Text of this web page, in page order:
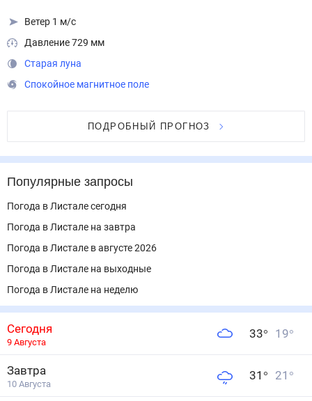
Ветер 1 м/с
Давление 729 мм
Старая луна
Спокойное магнитное поле
ПОДРОБНЫЙ ПРОГНОЗ
Популярные запросы
Погода в Листале сегодня
Погода в Листале на завтра
Погода в Листале в августе 2026
Погода в Листале на выходные
Погода в Листале на неделю
Сегодня
9 Августа
33° 19°
Завтра
10 Августа
31 ° 21 °